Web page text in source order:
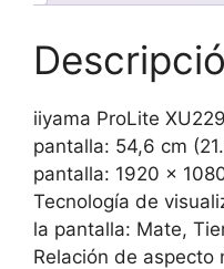
DE
LUZ
ALTAVOCES
cantidad
iiyama ProLite
pantalla: 54,6 cm
pantalla: 1920 x
Tecnología de
la pantalla: Mate,
Relación de aspecto